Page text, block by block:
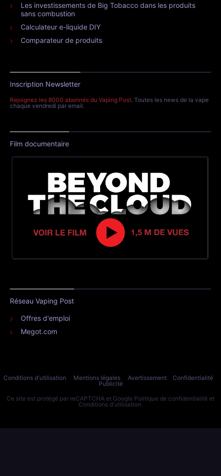
Les investissements de Big Tobacco dans les produits
sans combustion
Calculateur e-liquide DIY
Comparateur de produits
Inscription Newsletter
Rejoignez les 8000 abonnés du Vaping Post. Toutes les news de la vape
chaque vendredi par email.
Film documentaire
Réseau Vaping Post
Offres d'emploi
Megot.com
Conditions d'utilisation Mentions légales Avertissement
Confidentialité
Publicité
Ce site est protégé par reCAPTCHA et Google Politique de confidentialité et
Conditions d'utilisation.